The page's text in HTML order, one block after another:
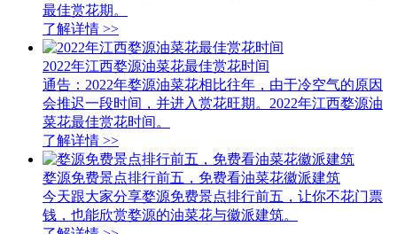
最佳赏花期。
了解详情 >>
2022年江西婺源油菜花最佳赏花时间
通告：2022年婺源油菜花相比往年，由于冷空气的原因
会推迟一段时间，并进入赏花旺期。2022年江西婺源油
菜花最佳赏花时间。
了解详情 >>
婺源免费景点排行前五，免费看油菜花徽派建筑
今天跟大家分享婺源免费景点排行前五，让你不花门票
钱，也能欣赏婺源的油菜花与徽派建筑。